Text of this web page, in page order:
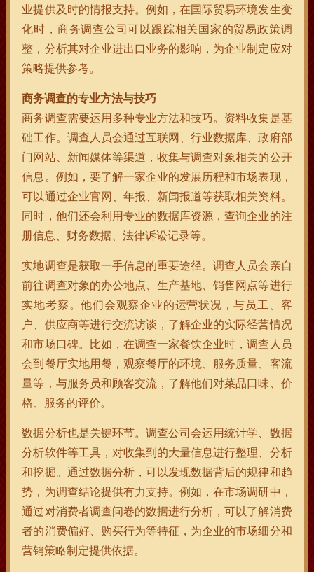
业提供及时的情报支持。例如，在国际贸易环境发生变
化时，商务调查公司可以跟踪相关国家的贸易政策调
整，分析其对企业进出口业务的影响，为企业制定应对
策略提供参考。
商务调查的专业方法与技巧
商务调查需要运用多种专业方法和技巧。资料收集是基
础工作。调查人员会通过互联网、行业数据库、政府部
门网站、新闻媒体等渠道，收集与调查对象相关的公开
信息。例如，要了解一家企业的发展历程和市场表现，
可以通过企业官网、年报、新闻报道等获取相关资料。
同时，他们还会利用专业的数据库资源，查询企业的注
册信息、财务数据、法律诉讼记录等。
实地调查是获取一手信息的重要途径。调查人员会亲自
前往调查对象的办公地点、生产基地、销售网点等进行
实地考察。他们会观察企业的运营状况，与员工、客
户、供应商等进行交流访谈，了解企业的实际经营情况
和市场口碑。比如，在调查一家餐饮企业时，调查人员
会到餐厅实地用餐，观察餐厅的环境、服务质量、客流
量等，与服务员和顾客交流，了解他们对菜品口味、价
格、服务的评价。
数据分析也是关键环节。调查公司会运用统计学、数据
分析软件等工具，对收集到的大量信息进行整理、分析
和挖掘。通过数据分析，可以发现数据背后的规律和趋
势，为调查结论提供有力支持。例如，在市场调研中，
通过对消费者调查问卷的数据进行分析，可以了解消费
者的消费偏好、购买行为等特征，为企业的市场细分和
营销策略制定提供依据。